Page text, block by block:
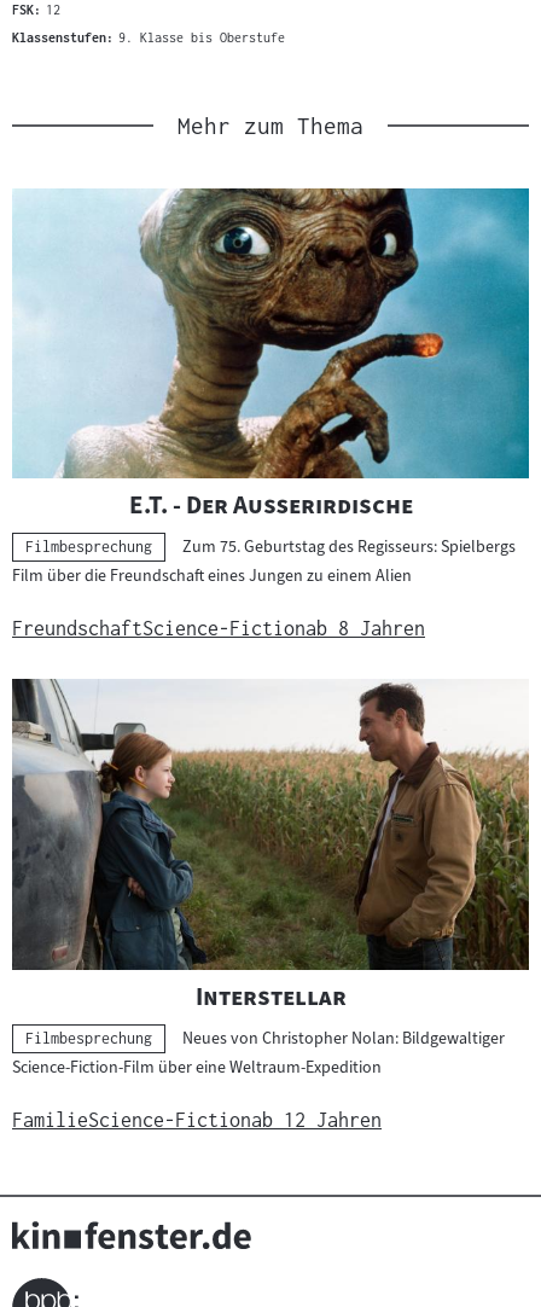
FSK: 12
Klassenstufen: 9. Klasse bis Oberstufe
Mehr zum Thema
"
E.T. - Der Außerirdische"
Kategorie:
Filmbesprechung
Zum 75. Geburtstag des Regisseurs: Spielbergs
Film über die Freundschaft eines Jungen zu einem Alien
FreundschaftScience-Fictionab 8 Jahren
"
Interstellar"
Kategorie:
Filmbesprechung
Neues von Christopher Nolan: Bildgewaltiger
Science-Fiction-Film über eine Weltraum-Expedition
FamilieScience-Fictionab 12 Jahren